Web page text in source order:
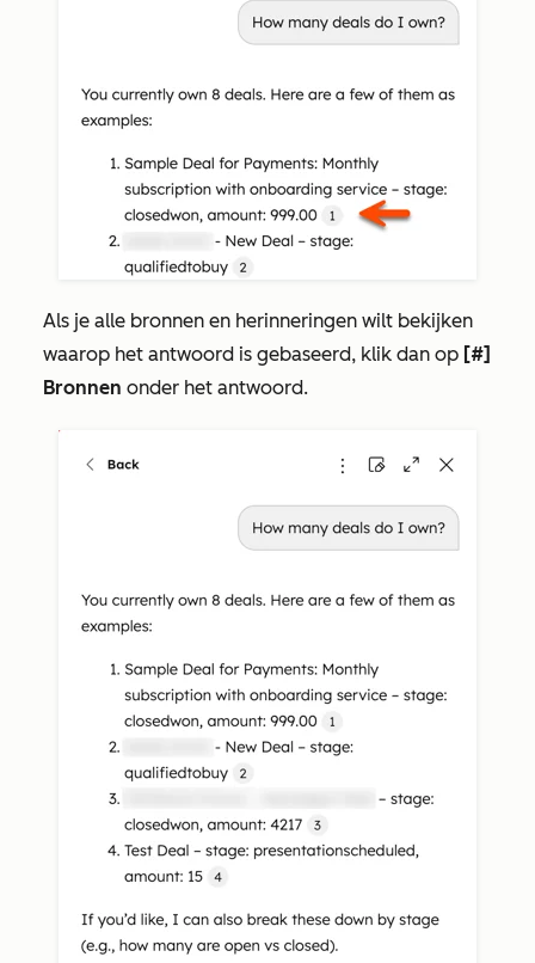
Als je alle bronnen en herinneringen wilt bekijken
waarop het antwoord is gebaseerd, klik dan op [#]
Bronnen onder het antwoord.